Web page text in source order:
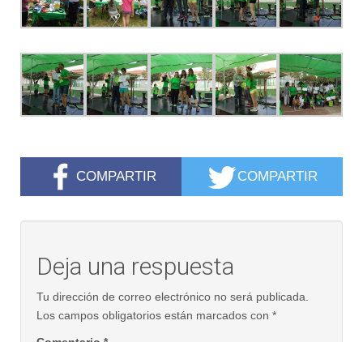
COMPARTIR COMPARTIR
Deja una respuesta
Tu dirección de correo electrónico no será publicada.
Los campos obligatorios están marcados con *